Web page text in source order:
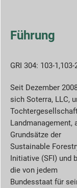
Führung
GRI 304: 103-1,103-
Seit Dezember
sich Soterra, LLC,
Landmanagement,
Grundsätze der
Sustainable
Initiative (SFI) und
die von jedem
Bundesstaat für